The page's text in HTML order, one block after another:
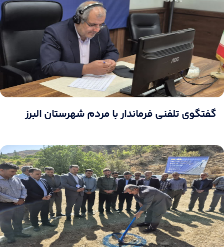
گفتگوی تلفنی فرماندار با مردم شهرستان البرز